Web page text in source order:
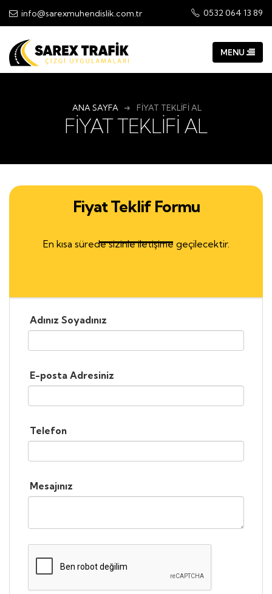
info@sarexmuhendislik.com.tr 0532 064 13 89
ANA SAYFA FİYAT TEKLİFİ AL
FİYAT TEKLİFİ AL
Fiyat Teklif Formu
En kısa sürede sizinle iletişime geçilecektir.
Adınız Soyadınız
E-posta Adresiniz
Telefon
Mesajınız